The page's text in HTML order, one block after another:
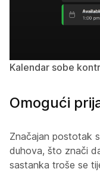
Kalendar sobe
Omogući
Značajan postotak
duhova, što znači
sastanka troše se